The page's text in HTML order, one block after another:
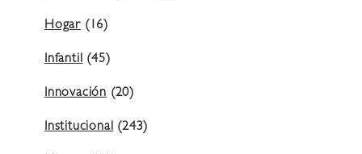
Hogar (16)
Infantil (45)
Innovación (20)
Institucional (243)